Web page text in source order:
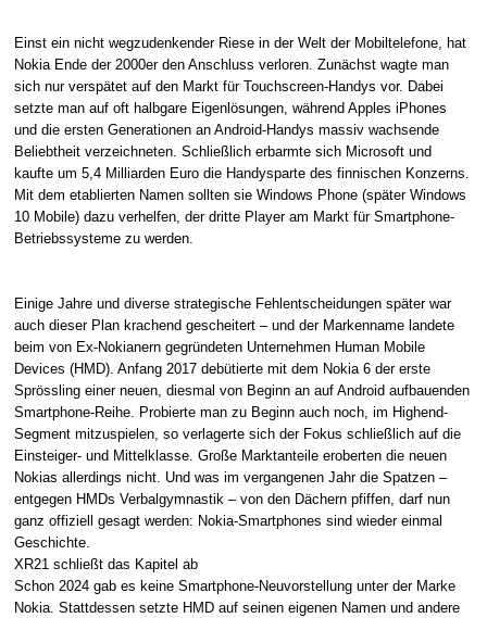
Einst ein nicht wegzudenkender Riese in der Welt der Mobiltelefone, hat
Nokia Ende der 2000er den Anschluss verloren. Zunächst wagte man
sich nur verspätet auf den Markt für Touchscreen-Handys vor. Dabei
setzte man auf oft halbgare Eigenlösungen, während Apples iPhones
und die ersten Generationen an Android-Handys massiv wachsende
Beliebtheit verzeichneten. Schließlich erbarmte sich Microsoft und
kaufte um 5,4 Milliarden Euro die Handysparte des finnischen Konzerns.
Mit dem etablierten Namen sollten sie Windows Phone (später Windows
10 Mobile) dazu verhelfen, der dritte Player am Markt für Smartphone-
Betriebssysteme zu werden.
Einige Jahre und diverse strategische Fehlentscheidungen später war
auch dieser Plan krachend gescheitert – und der Markenname landete
beim von Ex-Nokianern gegründeten Unternehmen Human Mobile
Devices (HMD). Anfang 2017 debütierte mit dem Nokia 6 der erste
Sprössling einer neuen, diesmal von Beginn an auf Android aufbauenden
Smartphone-Reihe. Probierte man zu Beginn auch noch, im Highend-
Segment mitzuspielen, so verlagerte sich der Fokus schließlich auf die
Einsteiger- und Mittelklasse. Große Marktanteile eroberten die neuen
Nokias allerdings nicht. Und was im vergangenen Jahr die Spatzen –
entgegen HMDs Verbalgymnastik – von den Dächern pfiffen, darf nun
ganz offiziell gesagt werden: Nokia-Smartphones sind wieder einmal
Geschichte.
XR21 schließt das Kapitel ab
Schon 2024 gab es keine Smartphone-Neuvorstellung unter der Marke
Nokia. Stattdessen setzte HMD auf seinen eigenen Namen und andere